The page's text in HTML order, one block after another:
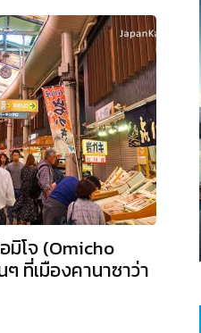
มิโจ (Omicho
ที่เมืองคานาซาว่า